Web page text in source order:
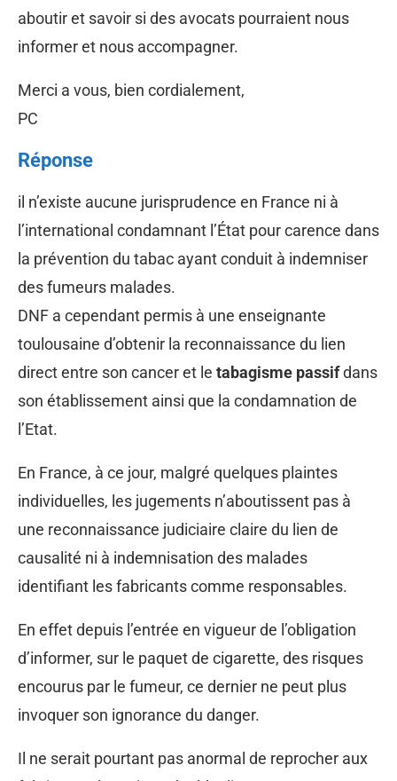
aboutir et savoir si des avocats pourraient nous
informer et nous accompagner.
Merci a vous, bien cordialement,
PC
Réponse
il n’existe aucune jurisprudence en France ni à
l’international condamnant l’État pour carence dans
la prévention du tabac ayant conduit à indemniser
des fumeurs malades.
DNF a cependant permis à une enseignante
toulousaine d’obtenir la reconnaissance du lien
direct entre son cancer et le tabagisme passifdans
son établissement ainsi que la condamnation de
l’Etat.
En France, à ce jour, malgré quelques plaintes
individuelles, les jugements n’aboutissent pas à
une reconnaissance judiciaire claire du lien de
causalité ni à indemnisation des malades
identifiant les fabricants comme responsables.
En effet depuis l’entrée en vigueur de l’obligation
d’informer, sur le paquet de cigarette, des risques
encourus par le fumeur, ce dernier ne peut plus
invoquer son ignorance du danger.
Il ne serait pourtant pas anormal de reprocher aux